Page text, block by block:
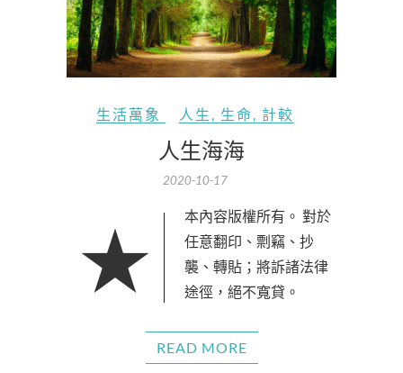
生活萬象 人生 , 生命, 計較
人生海海
2020-10-17
★本內容版權所有。 對於
任意翻印、剽竊、抄
襲、轉貼；將訴諸法律
途徑，絕不寬貸。
READ MORE